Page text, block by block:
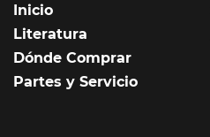
Inicio
Literatura
Dónde Comprar
Partes y Servicio